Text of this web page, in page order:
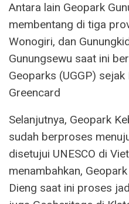
Antara lain Geopark
membentang di tiga
Wonogiri, dan
Gunungsewu saat ini
Geoparks (UGGP)
Greencard
Selanjutnya, Geopark
sudah berproses
disetujui UNESCO di
menambahkan,
Dieng saat ini proses